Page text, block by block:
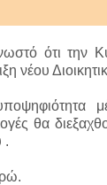
ότι την
νέου
θα
.